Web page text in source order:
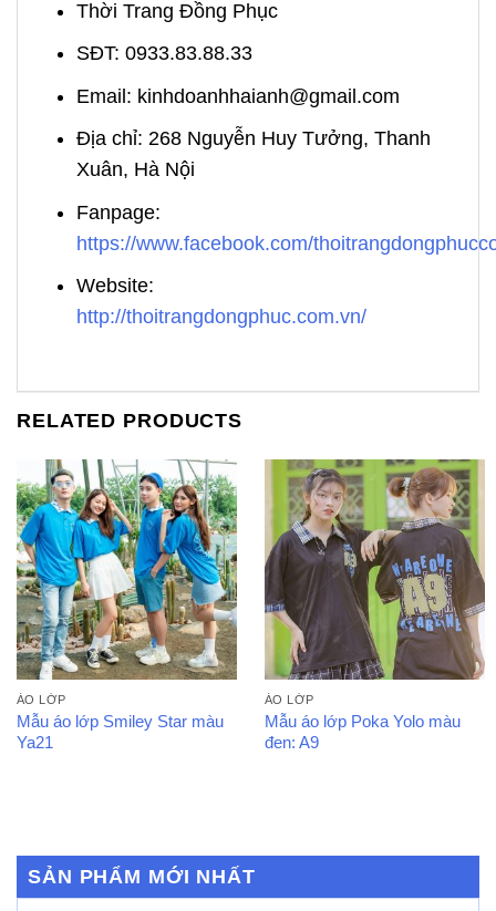
Thời Trang Đồng Phục
SĐT: 0933.83.88.33
Email: kinhdoanhhaianh@gmail.com
Địa chỉ: 268 Nguyễn Huy Tưởng, Thanh
Xuân, Hà Nội
Fanpage:
https://www.facebook.com/
Website:
http://thoitrangdongphuc.com.vn/
RELATED PRODUCTS
ÁO LỚP
Mẫu áo lớp Smiley Star màu
Ya21
ÁO LỚP
Mẫu áo lớp Poka Yolo màu
đen: A9
SẢN PHẨM MỚI NHẤT